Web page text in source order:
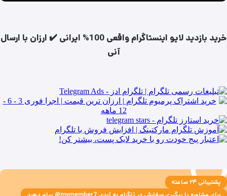
خرید بازدید لایو اینستاگرام واقعی 100% ایرانی ✔️ ارزان با ارسال
آنی
پشتیبانی ۲۴ ساعته